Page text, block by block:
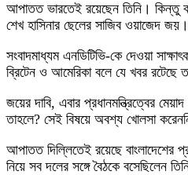
আপাতত ভারতেই রয়েছেন তিনি। কিন্তু
শেখ হাসিনার ছেলের সাজিব ওয়াজেদ
সংবাদমাধ্যম এনডিটিভি-কে দেওয়া
ব্রিটেন ও আমেরিকা বলে যে খবর রটেছে
জয়ের দাবি, এবার প্রধানমন্ত্রিত্বের
তাহলে? সেই বিষয়ে অবশ্য খোলসা
আপাতত দিল্লিতেই রয়েছে বাংলাদেশের
নিয়ে সব দলের সঙ্গে বৈঠকে বসেছিলেন